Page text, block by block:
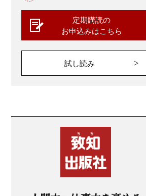
定期購読の
お申込みはこちら
試し読み